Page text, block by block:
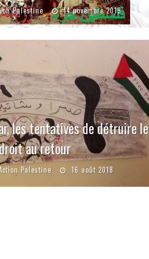
Palestine 14 novembre 2019
les tentatives de détruire le
au retour
Palestine 16 août 2018